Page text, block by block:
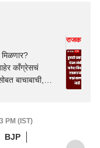
काँग्रेसचं
बाचाबाची,
राजकारण
PM (IST)
BJP